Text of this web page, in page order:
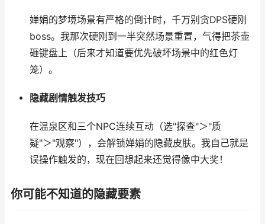
婵娟的梦境场景有严格的倒计时，千万别贪DPS硬刚
boss。我那次硬刚到一半突然场景重置，气得把茶壶
砸键盘上（后来才知道要优先破坏场景中的红色灯
笼）。
隐藏剧情触发技巧
在温泉区和三个NPC连续互动（选"探查"＞"质
疑"＞"观察"），会解锁婵娟的隐藏皮肤。我自己就是
误操作触发的，现在回想起来还觉得像中大奖！
你可能不知道的隐藏要素